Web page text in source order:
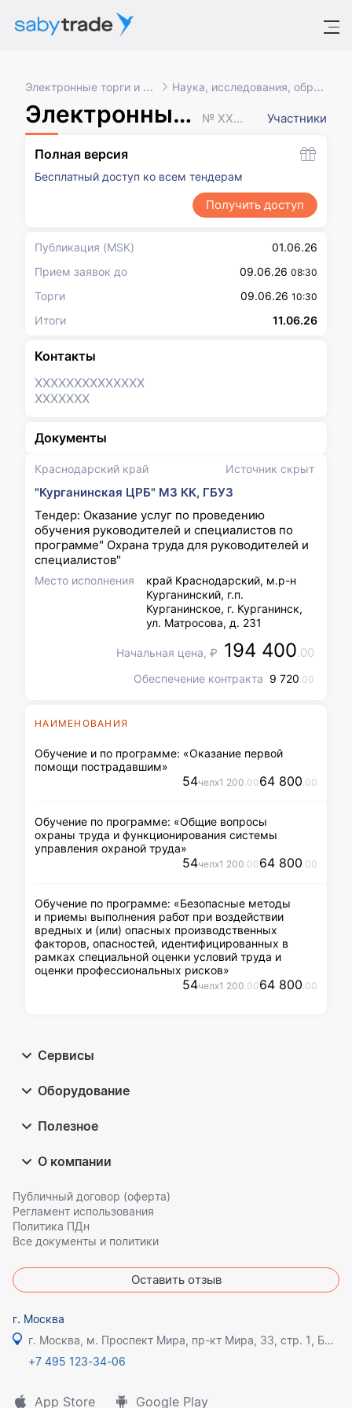
Электронные торги и закупки Наука, исследования, образование
Электронный аукцион № XXXXXXX Участники
Краснодарский край Источник скрыт
"Курганинская ЦРБ" МЗ КК, ГБУЗ
Тендер: Оказание услуг по проведению
обучения руководителей и специалистов по
программе" Охрана труда для руководителей и
специалистов"
Место исполнения
край Краснодарский, м.р-н
Курганинский, г.п.
Курганинское, г. Курганинск,
ул. Матросова, д. 231
Начальная цена, ₽ 194 400.00
Обеспечение контракта 9 720.00
НАИМЕНОВАНИЯ
Обучение и по программе: «Оказание первой
помощи пострадавшим»
54челx1 200.0064 800.00
Обучение по программе: «Общие вопросы
охраны труда и функционирования системы
управления охраной труда»
54челx1 200.0064 800.00
Обучение по программе: «Безопасные методы
и приемы выполнения работ при воздействии
вредных и (или) опасных производственных
факторов, опасностей, идентифицированных в
рамках специальной оценки условий труда и
оценки профессиональных рисков»
54челx1 200.0064 800.00
Полная версия
Бесплатный доступ ко всем тендерам
Получить доступ
Публикация (MSK)
01.06.26
Прием заявок до
09.06.26 08:30
Торги 09.06.26 10:30
Итоги 11.06.26
Контакты
XXXXXXXXXXXXXX
XXXXXXX
Документы
Сервисы
Оборудование
Полезное
О компании
Публичный договор (оферта)
Регламент использования
Политика ПДн
Все документы и политики
Оставить отзыв
г. Москва
г. Москва, м. Проспект Мира, пр-кт Мира, 33, стр. 1, БЦ Олимпик плаза
+7 495 123-34-06
App Store Google Play